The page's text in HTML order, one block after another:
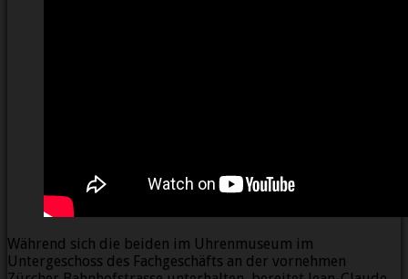
Während sich die beiden im Uhrenmuseum im
Untergeschoss des Fachgeschäfts an der vornehmen